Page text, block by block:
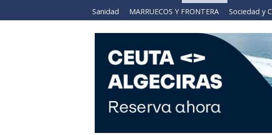
Sanidad
MARRUECOS Y FRONTERA Sociedad y